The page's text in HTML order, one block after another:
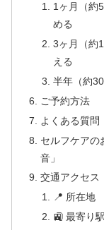
1ヶ月（約
める
3ヶ月（約
える
半年（約
ご予約方法
よくある質問
セルフケアの
音」
交通アクセス
📍 所在地
🚉 最寄り